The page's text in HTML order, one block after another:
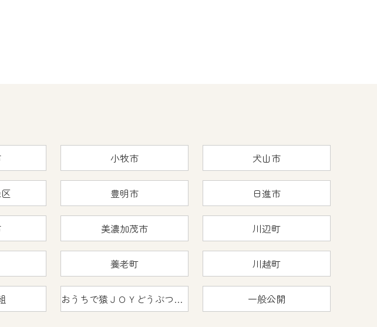
小牧市 犬山市
豊明市 日進市
美濃加茂市 川辺町
養老町 川越町
おうちで猿ＪＯＹどうぶつえん 一般公開
くためのIDです。
います。
用いただけません。
す。